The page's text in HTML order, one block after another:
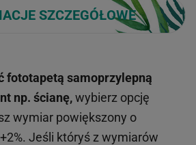
SZCZEGÓŁOWE
fototapetą samoprzylepną
np. ścianę,wybierz opcję
wymiar powiększony o
Jeśli któryś z wymiarów